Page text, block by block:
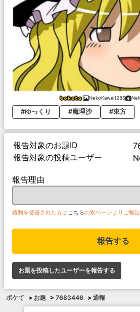
NekoKawaII285
#ゆっくり #魔理沙 #東方
報告対象のお題ID
報告対象の投稿ユーザー
報告理由
権利を侵害された方はこちらの別ページよりご報告
報告する
お題を投稿したユーザーを報告する
ボケて > お題 > 7683446 > 通報